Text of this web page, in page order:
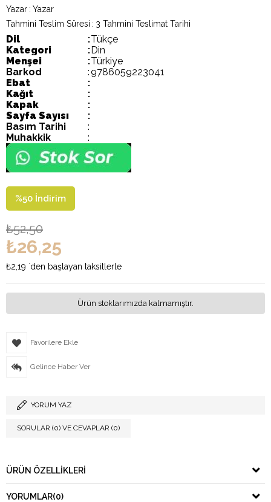
Yazar : Yazar
Tahmini Teslim Süresi : 3 Tahmini Teslimat Tarihi
Dil :Tükçe
Kategori
:Din
Menşei
:Türkiye
Barkod
:9786059223041
Ebat
:
Kağıt
:
Kapak
:
Sayfa Sayısı
:
Basım Tarihi
:
Muhakkik
:
%50 İndirim
₺52,50
₺26,25
₺2,19 `den başlayan taksitlerle
Ürün stoklarımızda kalmamıştır.
Favorilere Ekle
Gelince Haber Ver
YORUM YAZ
SORULAR (0) VE CEVAPLAR (0)
ÜRÜN ÖZELLIKLERI
YORUMLAR(0)